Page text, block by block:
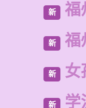
新 福
新 福
新 女
新 学